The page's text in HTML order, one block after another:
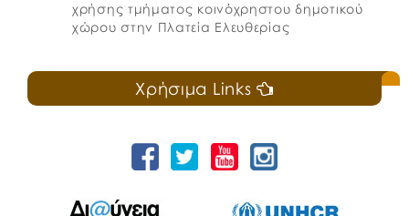
χρήσης τμήματος κοινόχρηστου δημοτικού
χώρου στην Πλατεία Ελευθερίας
Χρήσιμα Links